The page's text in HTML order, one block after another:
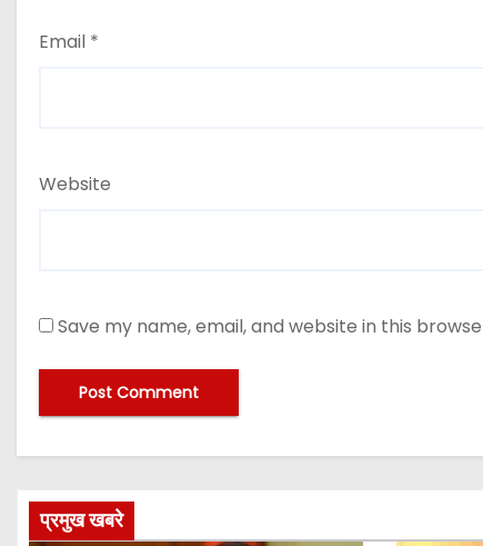
Email *
Website
Save my name, email, and website in this
प्रमुख खबरे